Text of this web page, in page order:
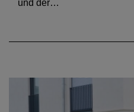
und der…